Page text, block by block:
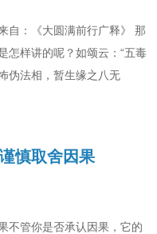
自：《大圆满前行广释》 那
怎样讲的呢？如颂云：“五毒
伪法相，暂生缘之八无
慎取舍因果
不管你是否承认因果，它的